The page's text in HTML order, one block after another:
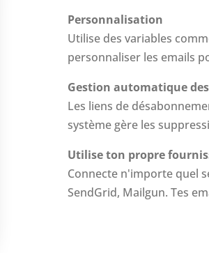
Personnalisation
Utilise des variables
personnaliser les emails
Gestion automatique
Les liens de
système gère les
Utilise ton propre
Connecte n'importe quel
SendGrid, Mailgun. Tes